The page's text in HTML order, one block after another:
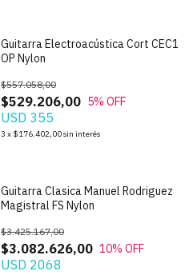
Guitarra Electroacústica Cort CEC1
OP Nylon
$529.206,00
$557.058,00
5% OFF
USD 355
3 x $176.402,00sin interés
Guitarra Clasica Manuel Rodriguez
Magistral FS Nylon
$3.082.626,00
$3.425.167,00
10% OFF
USD 2068